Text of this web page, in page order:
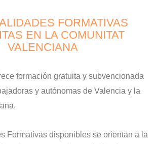
FORMATIVAS
EN LA COMUNITAT
VALENCIANA
formación gratuita y subvencionada
y autónomas de Valencia y la
Formativas disponibles se orientan a la